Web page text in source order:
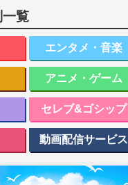
一覧
エンタメ・音楽
アニメ・ゲーム
セレブ&ゴシップ
動画配信サービス